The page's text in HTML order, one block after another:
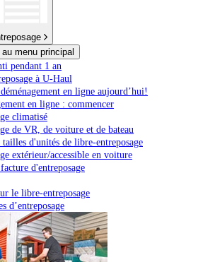
au menu principal
pendant 1 an
à U-Haul
en ligne aujourd’hui!
en ligne : commencer
climatisé
de VR, de voiture et de bateau
tailles d'unités de libre-entreposage
extérieur/accessible en voiture
d'entreposage
le libre-entreposage
d’entreposage